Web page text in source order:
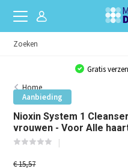
Gratis
Home
Aanbieding
Nioxin System 1
vrouwen - Voor Alle
€ 15,57